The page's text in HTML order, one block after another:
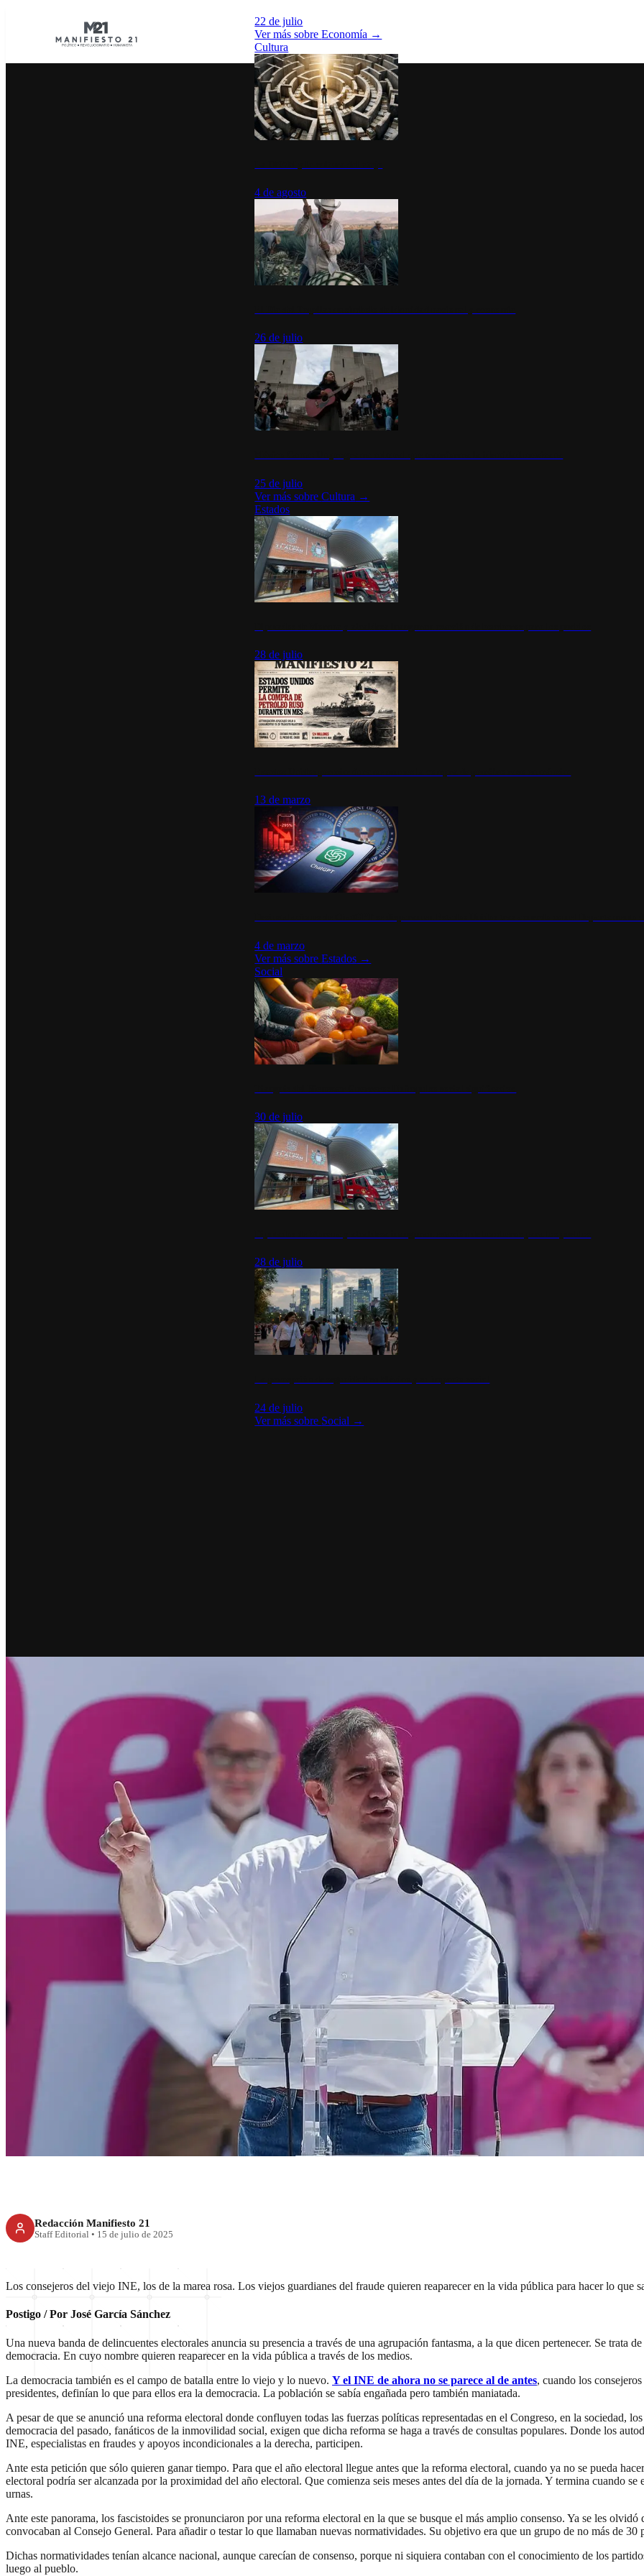
22 de julio
Ver más sobreEconomía →
Cultura
4 de agosto
26 de julio
25 de julio
Ver más sobreCultura →
Estados
28 de julio
13 de marzo
4 de marzo
Ver más sobreEstados →
Social
30 de julio
28 de julio
24 de julio
Ver más sobre Social →
RECIENTE
Viejos guardianes del fraude
intentan frenar reforma
democrática
Redacción Manifiesto 21
Staff Editorial • 15 de julio de 2025
Los consejeros del viejo INE, los de la marea rosa. Los viejos guardianes del fraude quieren reaparecer en la vida pública para hacer lo que
Postigo / Por José García Sánchez
Una nueva banda de delincuentes electorales anuncia su presencia a través de una agrupación fantasma, a la que dicen pertenecer. Se trata
democracia. En cuyo nombre quieren reaparecer en la vida pública a través de los medios.
La democracia también es el campo de batalla entre lo viejo y lo nuevo. Y el INE de ahora no se parece al de antes, cuando los
presidentes, definían lo que para ellos era la democracia. La población se sabía engañada pero también maniatada.
A pesar de que se anunció una reforma electoral donde confluyen todas las fuerzas políticas representadas en el Congreso, en la sociedad,
democracia del pasado, fanáticos de la inmovilidad social, exigen que dicha reforma se haga a través de consultas populares. Donde los
INE, especialistas en fraudes y apoyos incondicionales a la derecha, participen.
Ante esta petición que sólo quieren ganar tiempo. Para que el año electoral llegue antes que la reforma electoral, cuando ya no se pueda
electoral podría ser alcanzada por la proximidad del año electoral. Que comienza seis meses antes del día de la jornada. Y termina cuando
urnas.
Ante este panorama, los fascistoides se pronunciaron por una reforma electoral en la que se busque el más amplio consenso. Ya se les
convocaban al Consejo General. Para añadir o testar lo que llamaban nuevas normatividades. Su objetivo era que un grupo de no más de 30
Dichas normatividades tenían alcance nacional, aunque carecían de consenso, porque ni siquiera contaban con el conocimiento de los
luego al pueblo.